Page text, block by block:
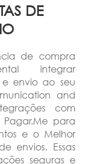
DE
de compra
integrar
envio ao seu
and
com
para
e o Melhor
envios. Essas
seguras e